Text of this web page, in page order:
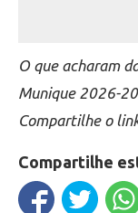
O que acharam
Munique 2026-
Compartilhe o
Compartilhe